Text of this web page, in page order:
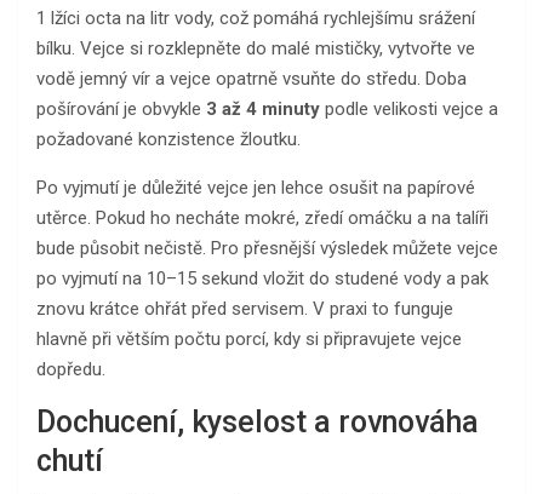
1 lžíci octa na litr vody, což pomáhá rychlejšímu srážení
bílku. Vejce si rozklepněte do malé mističky, vytvořte ve
vodě jemný vír a vejce opatrně vsuňte do středu. Doba
pošírování je obvykle 3 až 4 minuty podle velikosti vejce a
požadované konzistence žloutku.
Po vyjmutí je důležité vejce jen lehce osušit na papírové
utěrce. Pokud ho necháte mokré, zředí omáčku a na talíři
bude působit nečistě. Pro přesnější výsledek můžete vejce
po vyjmutí na 10–15 sekund vložit do studené vody a pak
znovu krátce ohřát před servisem. V praxi to funguje
hlavně při větším počtu porcí, kdy si připravujete vejce
dopředu.
Dochucení, kyselost a rovnováha
chutí